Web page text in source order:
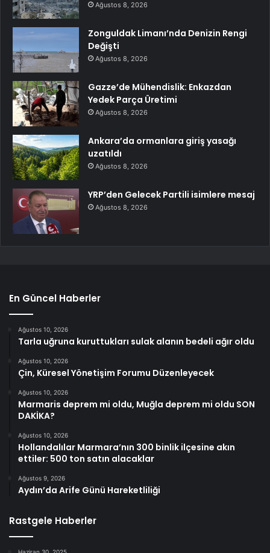
Ağustos 8, 2026
Zonguldak Limanı’nda Denizin Rengi
Değişti
Ağustos 8, 2026
Gazze’de Mühendislik: Enkazdan
Yedek Parça Üretimi
Ağustos 8, 2026
Ankara’da ormanlara giriş yasağı
uzatıldı
Ağustos 8, 2026
YRP’den Gelecek Partili isimlere mesaj
Ağustos 8, 2026
En Güncel Haberler
Ağustos 10, 2026
Tarla uğruna kuruttukları sulak alanın bedeli ağır oldu
Ağustos 10, 2026
Çin, Küresel Yönetişim Forumu Düzenleyecek
Ağustos 10, 2026
Marmaris deprem mi oldu, Muğla deprem mi oldu SON
DAKİKA?
Ağustos 10, 2026
Hollandalılar Marmara’nın 300 binlik ilçesine akın
ettiler: 500 ton satın alacaklar
Ağustos 9, 2026
Aydın’da Arife Günü Hareketliliği
Rastgele Haberler